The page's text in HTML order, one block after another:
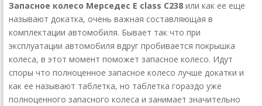
Запасное колесо Мерседес E class C238 или как ее еще
называют докатка, очень важная составляющая в
комплектации автомобиля. Бывает так что при
эксплуатации автомобиля вдруг пробивается покрышка
колеса, в этот момент поможет запасное колесо. Идут
споры что полноценное запасное колесо лучше докатки и
как ее называют таблетка, но таблетка гораздо уже
полноценного запасного колеса и занимает значительно